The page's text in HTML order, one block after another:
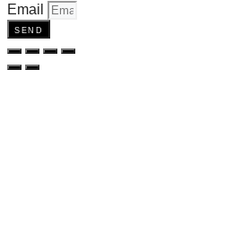
Email
send